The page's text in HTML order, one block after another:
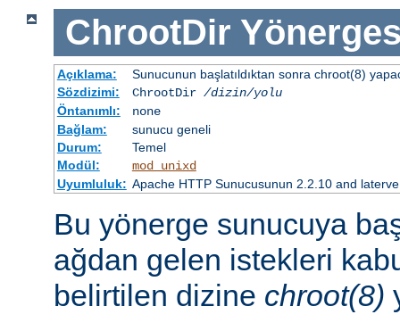
ChrootDir
Açıklama:
Sunucunun başlatıldıktan sonra chroot(8)
Sözdizimi:
ChrootDir /dizin/yolu
Öntanımlı:
none
Bağlam:
sunucu geneli
Durum:
Temel
Modül:
mod_unixd
Uyumluluk: Apache HTTP Sunucusunun 2.2.10 and
Bu yönerge sunucuya
ağdan gelen istekleri
belirtilen dizine chroot(8)